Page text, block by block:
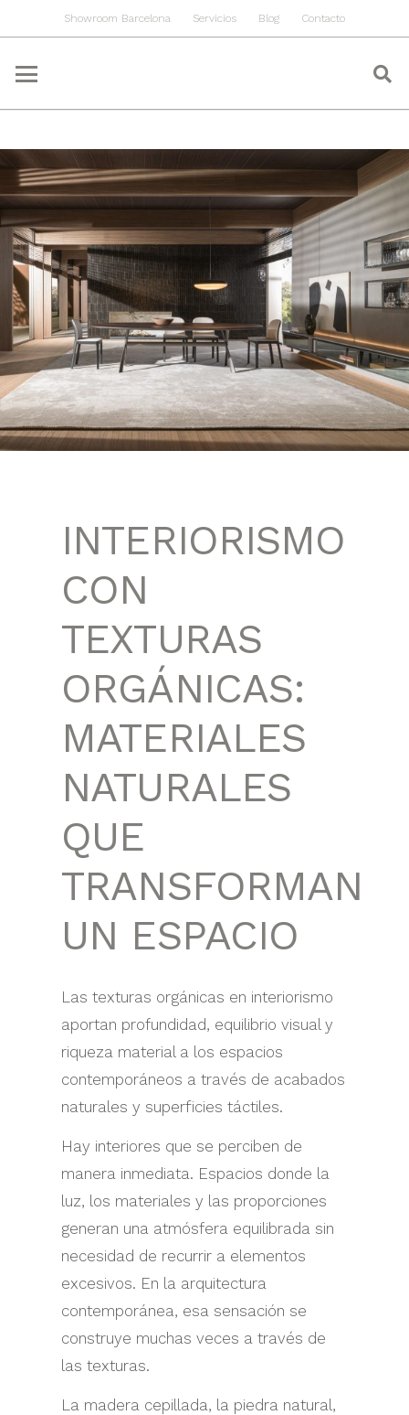
Showroom Barcelona Servicios Blog Contacto
INTERIORISMO
CON
TEXTURAS
ORGÁNICAS:
MATERIALES
NATURALES
QUE
TRANSFORMAN
UN ESPACIO
Las texturas orgánicas en interiorismo
aportan profundidad, equilibrio visual y
riqueza material a los espacios
contemporáneos a través de acabados
naturales y superficies táctiles.
Hay interiores que se perciben de
manera inmediata. Espacios donde la
luz, los materiales y las proporciones
generan una atmósfera equilibrada sin
necesidad de recurrir a elementos
excesivos. En la arquitectura
contemporánea, esa sensación se
construye muchas veces a través de
las texturas.
La madera cepillada, la piedra natural,